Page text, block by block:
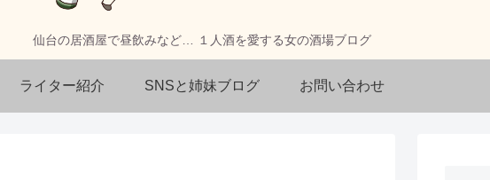
仙台の居酒屋で昼飲みなど… １人酒を愛する女の酒場ブログ
ライター紹介 SNSと姉妹ブログ お問い合わせ